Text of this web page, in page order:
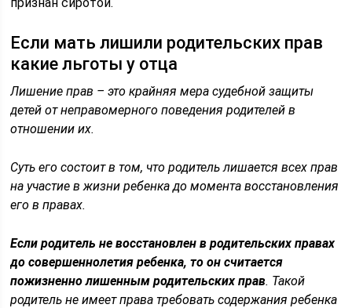
Если мать лишили родительских прав
какие льготы у отца
​Лишение прав – это крайняя мера судебной защиты
детей от неправомерного поведения родителей в
отношении их.
Суть его состоит в том, что родитель лишается всех прав
на участие в жизни ребенка до момента восстановления
его в правах.
Если родитель не восстановлен в родительских правах
до совершеннолетия ребенка, то он считается
пожизненно лишенным родительских прав. Такой
родитель не имеет права требовать содержания ребенка